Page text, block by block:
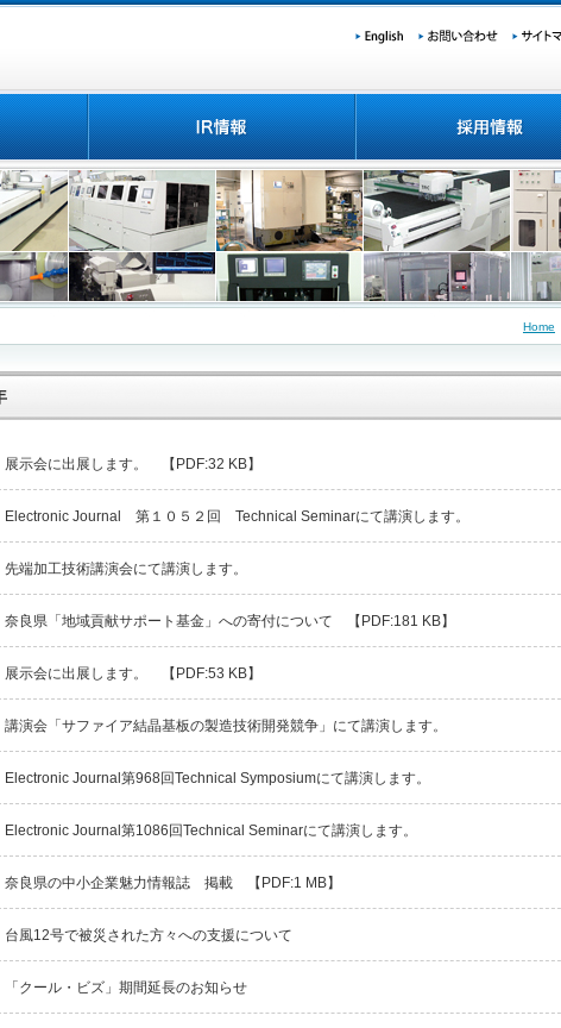
Home
展示会に出展します。 【PDF:32 KB】
Electronic Journal 第１０５２回 Technical Seminarにて講演します。
先端加工技術講演会にて講演します。
奈良県「地域貢献サポート基金」への寄付について 【PDF:181 KB】
展示会に出展します。 【PDF:53 KB】
講演会「サファイア結晶基板の製造技術開発競争」にて講演します。
Electronic Journal第968回Technical Symposiumにて講演します。
Electronic Journal第1086回Technical Seminarにて講演します。
奈良県の中小企業魅力情報誌 掲載 【PDF:1 MB】
台風12号で被災された方々への支援について
「クール・ビズ」期間延長のお知らせ